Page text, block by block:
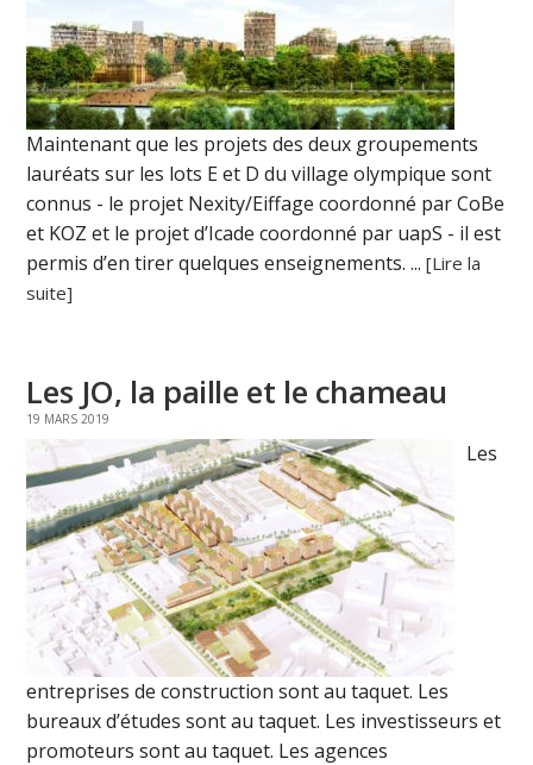
Maintenant que les projets des deux groupements
lauréats sur les lots E et D du village olympique sont
connus - le projet Nexity/Eiffage coordonné par CoBe
et KOZ et le projet d’Icade coordonné par uapS - il est
permis d’en tirer quelques enseignements. ...[Lire la
suite]
Les JO, la paille et le chameau
19 MARS 2019
Les
entreprises de construction sont au taquet. Les
bureaux d’études sont au taquet. Les investisseurs et
promoteurs sont au taquet. Les agences